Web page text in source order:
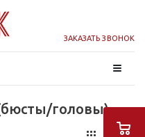
ЗАКАЗАТЬ ЗВОНОК
головы)